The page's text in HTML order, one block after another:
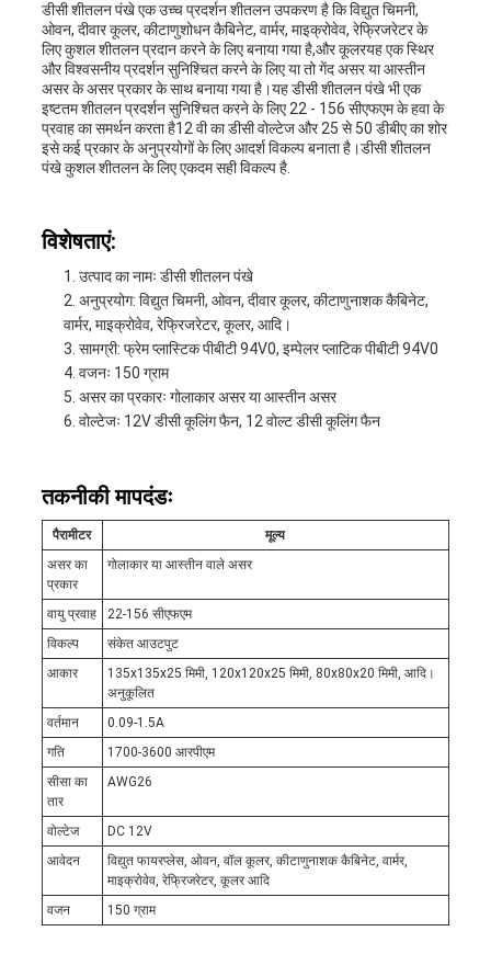
डीसी शीतलन पंखे एक उच्च प्रदर्शन शीतलन उपकरण है कि विद्युत चिमनी,
ओवन, दीवार कूलर, कीटाणुशोधन कैबिनेट, वार्मर, माइक्रोवेव, रेफ्रिजरेटर के
लिए कुशल शीतलन प्रदान करने के लिए बनाया गया है,और कूलरयह एक स्थिर
और विश्वसनीय प्रदर्शन सुनिश्चित करने के लिए या तो गेंद असर या आस्तीन
असर के असर प्रकार के साथ बनाया गया है।यह डीसी शीतलन पंखे भी एक
इष्टतम शीतलन प्रदर्शन सुनिश्चित करने के लिए 22 - 156 सीएफएम के हवा के
प्रवाह का समर्थन करता है12 वी का डीसी वोल्टेज और 25 से 50 डीबीए का शोर
इसे कई प्रकार के अनुप्रयोगों के लिए आदर्श विकल्प बनाता है।डीसी शीतलन
पंखे कुशल शीतलन के लिए एकदम सही विकल्प है.
विशेषताएं:
उत्पाद का नामः डीसी शीतलन पंखे
अनुप्रयोग: विद्युत चिमनी, ओवन, दीवार कूलर, कीटाणुनाशक कैबिनेट,
वार्मर, माइक्रोवेव, रेफ्रिजरेटर, कूलर, आदि।
सामग्री: फ्रेम प्लास्टिक पीबीटी 94V0, इम्पेलर प्लाटिक पीबीटी 94V0
वजनः 150 ग्राम
असर का प्रकारः गोलाकार असर या आस्तीन असर
वोल्टेजः 12V डीसी कूलिंग फैन, 12 वोल्ट डीसी कूलिंग फैन
तकनीकी मापदंडः
पैरामीटर
मूल्य
असर का
प्रकार
गोलाकार या आस्तीन वाले असर
वायु प्रवाह
22-156 सीएफएम
विकल्प
संकेत आउटपुट
आकार
135x135x25 मिमी, 120x120x25 मिमी, 80x80x20 मिमी, आदि।
अनुकूलित
वर्तमान
0.09-1.5A
गति
1700-3600 आरपीएम
सीसा का
तार
AWG26
वोल्टेज
DC 12V
आवेदन
विद्युत फायरप्लेस, ओवन, वॉल कूलर, कीटाणुनाशक कैबिनेट, वार्मर,
माइक्रोवेव, रेफ्रिजरेटर, कूलर आदि
वजन
150 ग्राम